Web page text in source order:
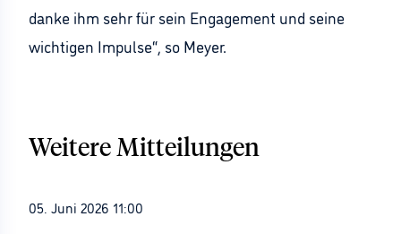
danke ihm sehr für sein Engagement und seine
wichtigen Impulse“, so Meyer.
Weitere Mitteilungen
05. Juni 2026 11:00